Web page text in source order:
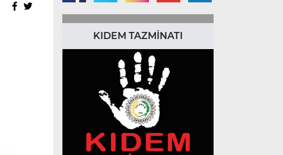
KIDEM TAZMİNATI